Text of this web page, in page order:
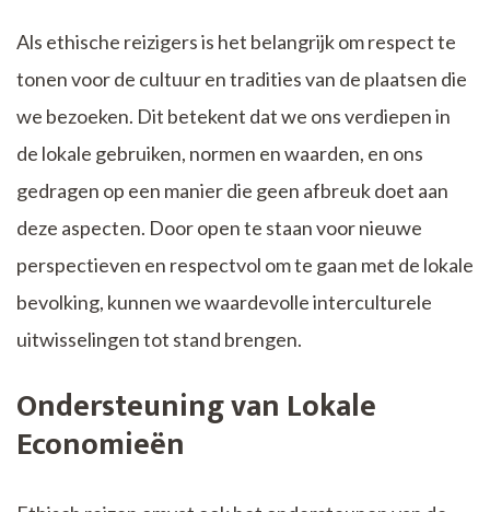
Als ethische reizigers is het belangrijk om respect te
tonen voor de cultuur en tradities van de plaatsen die
we bezoeken. Dit betekent dat we ons verdiepen in
de lokale gebruiken, normen en waarden, en ons
gedragen op een manier die geen afbreuk doet aan
deze aspecten. Door open te staan voor nieuwe
perspectieven en respectvol om te gaan met de lokale
bevolking, kunnen we waardevolle interculturele
uitwisselingen tot stand brengen.
Ondersteuning van Lokale
Economieën